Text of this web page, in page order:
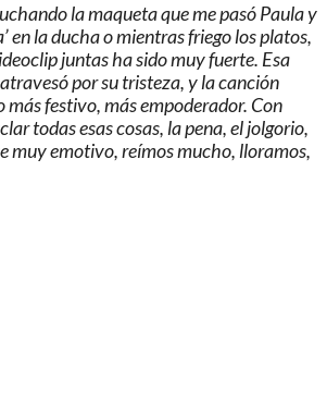
la maqueta que me pasó Paula y
en la ducha o mientras friego los platos,
juntas ha sido muy fuerte. Esa
por su tristeza, y la canción
festivo, más empoderador. Con
todas esas cosas, la pena, el jolgorio,
muy emotivo, reímos mucho, lloramos,